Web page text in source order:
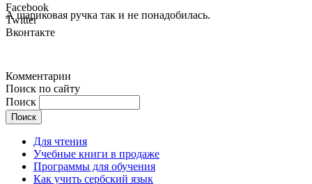
А шариковая ручка так и не понадобилась.
Facebook
Twitter
Вконтакте
Комментарии
Поиск по сайту
Поиск
Для чтения
Учебные книги в продаже
Программы для обучения
Как учить сербский язык